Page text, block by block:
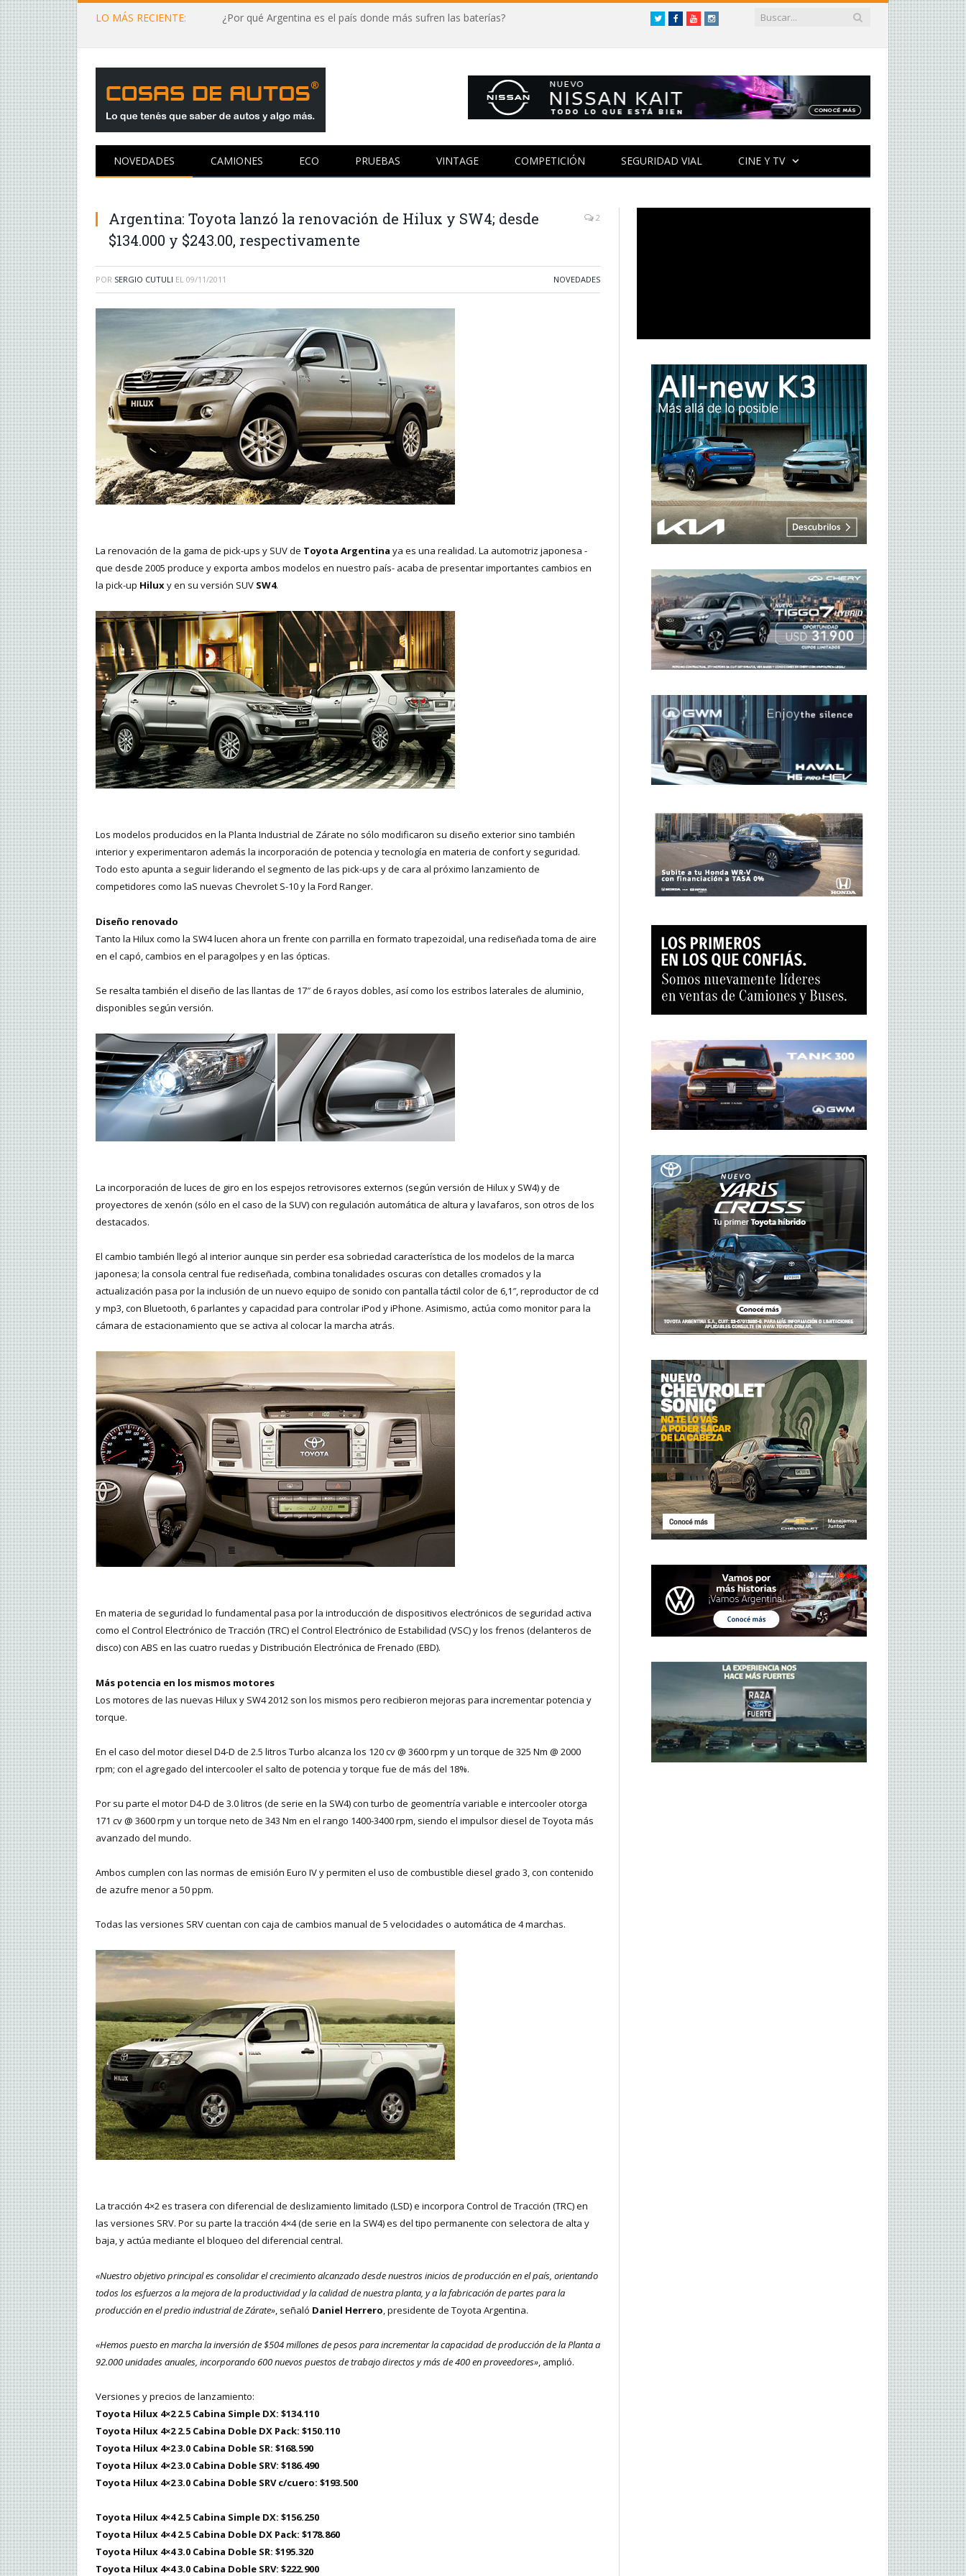
LO MÁS RECIENTE: ¿Por qué Argentina es el país donde más sufren las baterías? TwitterFacebookYouTubeInstagram
NOVEDADES CAMIONES ECO PRUEBAS VINTAGE COMPETICIÓN SEGURIDAD VIAL CINE Y TV
Argentina: Toyota lanzó la renovación de Hilux y SW4; desde
$134.000 y $243.00, respectivamente
2
POR SERGIO CUTULI EL 09/11/2011 NOVEDADES
La renovación de la gama de pick-ups y SUV de Toyota Argentina ya es una realidad. La automotriz japonesa -
que desde 2005 produce y exporta ambos modelos en nuestro país- acaba de presentar importantes cambios en
la pick-up Hiluxy en su versión SUV SW4.
Los modelos producidos en la Planta Industrial de Zárate no sólo modificaron su diseño exterior sino también
interior y experimentaron además la incorporación de potencia y tecnología en materia de confort y seguridad.
Todo esto apunta a seguir liderando el segmento de las pick-ups y de cara al próximo lanzamiento de
competidores como laS nuevas Chevrolet S-10 y la Ford Ranger.
Diseño renovado
Tanto la Hilux como la SW4 lucen ahora un frente con parrilla en formato trapezoidal, una rediseñada toma de aire
en el capó, cambios en el paragolpes y en las ópticas.
Se resalta también el diseño de las llantas de 17″ de 6 rayos dobles, así como los estribos laterales de aluminio,
disponibles según versión.
La incorporación de luces de giro en los espejos retrovisores externos (según versión de Hilux y SW4) y de
proyectores de xenón (sólo en el caso de la SUV) con regulación automática de altura y lavafaros, son otros de los
destacados.
El cambio también llegó al interior aunque sin perder esa sobriedad característica de los modelos de la marca
japonesa; la consola central fue rediseñada, combina tonalidades oscuras con detalles cromados y la
actualización pasa por la inclusión de un nuevo equipo de sonido con pantalla táctil color de 6,1″, reproductor de cd
y mp3, con Bluetooth, 6 parlantes y capacidad para controlar iPod y iPhone. Asimismo, actúa como monitor para la
cámara de estacionamiento que se activa al colocar la marcha atrás.
En materia de seguridad lo fundamental pasa por la introducción de dispositivos electrónicos de seguridad activa
como el Control Electrónico de Tracción (TRC) el Control Electrónico de Estabilidad (VSC) y los frenos (delanteros de
disco) con ABS en las cuatro ruedas y Distribución Electrónica de Frenado (EBD).
Más potencia en los mismos motores
Los motores de las nuevas Hilux y SW4 2012 son los mismos pero recibieron mejoras para incrementar potencia y
torque.
En el caso del motor diesel D4-D de 2.5 litros Turbo alcanza los 120 cv @ 3600 rpm y un torque de 325 Nm @ 2000
rpm; con el agregado del intercooler el salto de potencia y torque fue de más del 18%.
Por su parte el motor D4-D de 3.0 litros (de serie en la SW4) con turbo de geomentría variable e intercooler otorga
171 cv @ 3600 rpm y un torque neto de 343 Nm en el rango 1400-3400 rpm, siendo el impulsor diesel de Toyota más
avanzado del mundo.
Ambos cumplen con las normas de emisión Euro IV y permiten el uso de combustible diesel grado 3, con contenido
de azufre menor a 50 ppm.
Todas las versiones SRV cuentan con caja de cambios manual de 5 velocidades o automática de 4 marchas.
La tracción 4×2 es trasera con diferencial de deslizamiento limitado (LSD) e incorpora Control de Tracción (TRC) en
las versiones SRV. Por su parte la tracción 4×4 (de serie en la SW4) es del tipo permanente con selectora de alta y
baja, y actúa mediante el bloqueo del diferencial central.
«Nuestro objetivo principal es consolidar el crecimiento alcanzado desde nuestros inicios de producción en el país, orientando
todos los esfuerzos a la mejora de la productividad y la calidad de nuestra planta, y a la fabricación de partes para la
producción en el predio industrial de Zárate» , señaló Daniel Herrero , presidente de Toyota Argentina.
«Hemos puesto en marcha la inversión de $504 millones de pesos para incrementar la capacidad de producción de la Planta a
92.000 unidades anuales, incorporando 600 nuevos puestos de trabajo directos y más de 400 en proveedores», amplió.
Versiones y precios de lanzamiento:
Toyota Hilux 4×2 2.5 Cabina Simple DX: $134.110
Toyota Hilux 4×2 2.5 Cabina Doble DX Pack: $150.110
Toyota Hilux 4×2 3.0 Cabina Doble SR: $168.590
Toyota Hilux 4×2 3.0 Cabina Doble SRV: $186.490
Toyota Hilux 4×2 3.0 Cabina Doble SRV c/cuero: $193.500
Toyota Hilux 4×4 2.5 Cabina Simple DX: $156.250
Toyota Hilux 4×4 2.5 Cabina Doble DX Pack: $178.860
Toyota Hilux 4×4 3.0 Cabina Doble SR: $195.320
Toyota Hilux 4×4 3.0 Cabina Doble SRV: $222.900